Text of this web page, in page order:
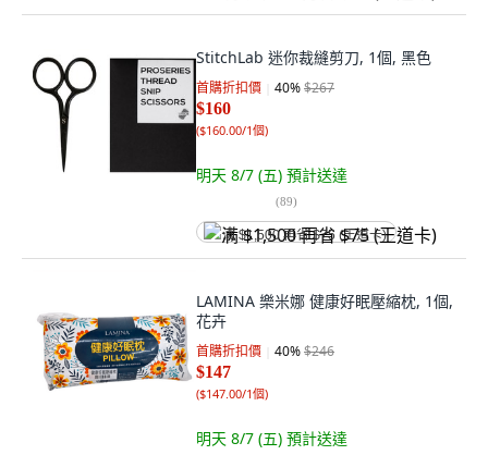
StitchLab 迷你裁縫剪刀, 1個, 黑色
首購折扣價 40%$267
$160
($160.00/1個)
明天 8/7 (五) 預計送達
(89)
满 $1,500 再省 $75 (王道卡)
LAMINA 樂米娜 健康好眠壓縮枕, 1個,
花卉
首購折扣價 40%$246
$147
($147.00/1個)
明天 8/7 (五) 預計送達